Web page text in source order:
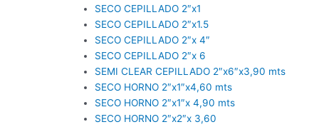
SECO CEPILLADO 2″x1
SECO CEPILLADO 2″x1.5
SECO CEPILLADO 2″x 4″
SECO CEPILLADO 2″x 6
SEMI CLEAR CEPILLADO 2″x6″x3,90 mts
SECO HORNO 2″x1″x4,60 mts
SECO HORNO 2″x1″x 4,90 mts
SECO HORNO 2″x2″x 3,60